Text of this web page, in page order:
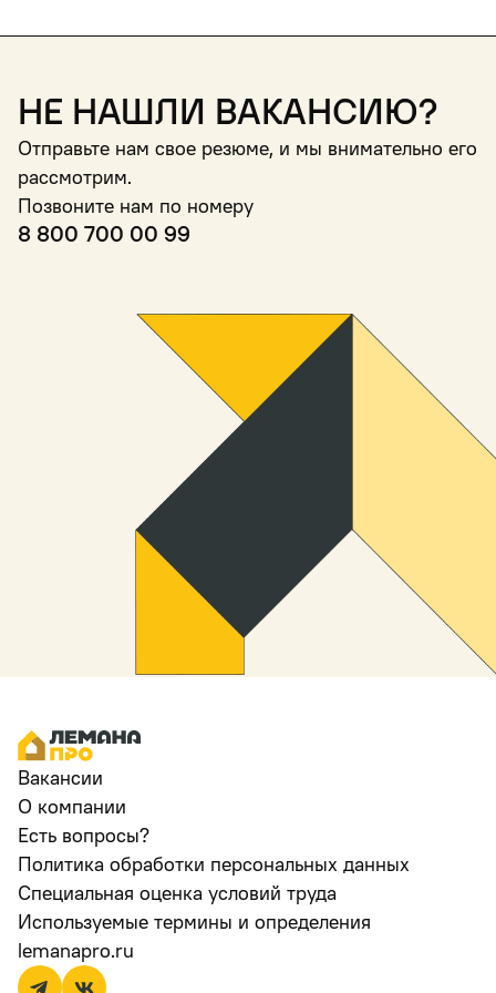
Не нашли вакансию?
Отправьте нам свое резюме, и мы внимательно его
рассмотрим.
Позвоните нам по номеру
8 800 700 00 99
Вакансии
О компании
Есть вопросы?
Политика обработки персональных данных
Специальная оценка условий труда
Используемые термины и определения
lemanapro.ru